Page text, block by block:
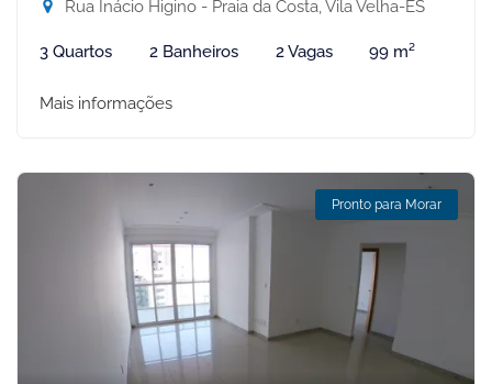
Rua Inácio Higino - Praia da Costa, Vila Velha-ES
3 Quartos 2 Banheiros 2 Vagas 99 m²
Mais informações
Pronto para Morar